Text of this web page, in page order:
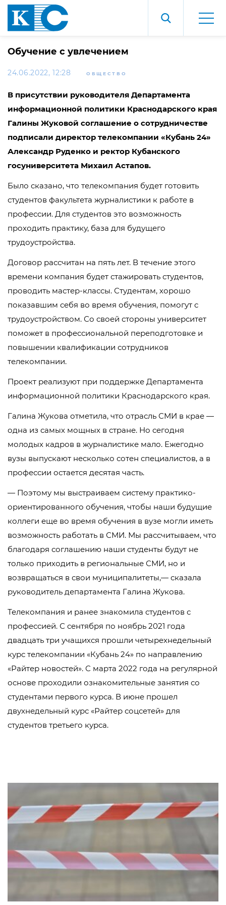
Обучение с увлечением
24.06.2022, 12:28 ОБЩЕСТВО
В присутствии руководителя Департамента
информационной политики Краснодарского края
Галины Жуковой соглашение о сотрудничестве
подписали директор телекомпании «Кубань 24»
Александр Руденко и ректор Кубанского
госуниверситета Михаил Астапов.
Было сказано, что телекомпания будет готовить
студентов факультета журналистики к работе в
профессии. Для студентов это возможность
проходить практику, база для будущего
трудоустройства.
Договор рассчитан на пять лет. В течение этого
времени компания будет стажировать студентов,
проводить мастер-классы. Студентам, хорошо
показавшим себя во время обучения, помогут с
трудоустройством. Со своей стороны университет
поможет в профессиональной переподготовке и
повышении квалификации сотрудников
телекомпании.
Проект реализуют при поддержке Департамента
информационной политики Краснодарского края.
Галина Жукова отметила, что отрасль СМИ в крае —
одна из самых мощных в стране. Но сегодня
молодых кадров в журналистике мало. Ежегодно
вузы выпускают несколько сотен специалистов, а в
профессии остается десятая часть.
— Поэтому мы выстраиваем систему практико-
ориентированного обучения, чтобы наши будущие
коллеги еще во время обучения в вузе могли иметь
возможность работать в СМИ. Мы рассчитываем, что
благодаря соглашению наши студенты будут не
только приходить в региональные СМИ, но и
возвращаться в свои муниципалитеты,— сказала
руководитель департамента Галина Жукова.
Телекомпания и ранее знакомила студентов с
профессией. С сентября по ноябрь 2021 года
двадцать три учащихся прошли четырехнедельный
курс телекомпании «Кубань 24» по направлению
«Райтер новостей». С марта 2022 года на регулярной
основе проходили ознакомительные занятия со
студентами первого курса. В июне прошел
двухнедельный курс «Райтер соцсетей» для
студентов третьего курса.